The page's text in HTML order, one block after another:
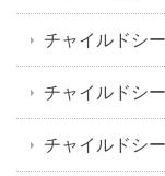
チャイルドシ
チャイルドシ
チャイルドシ